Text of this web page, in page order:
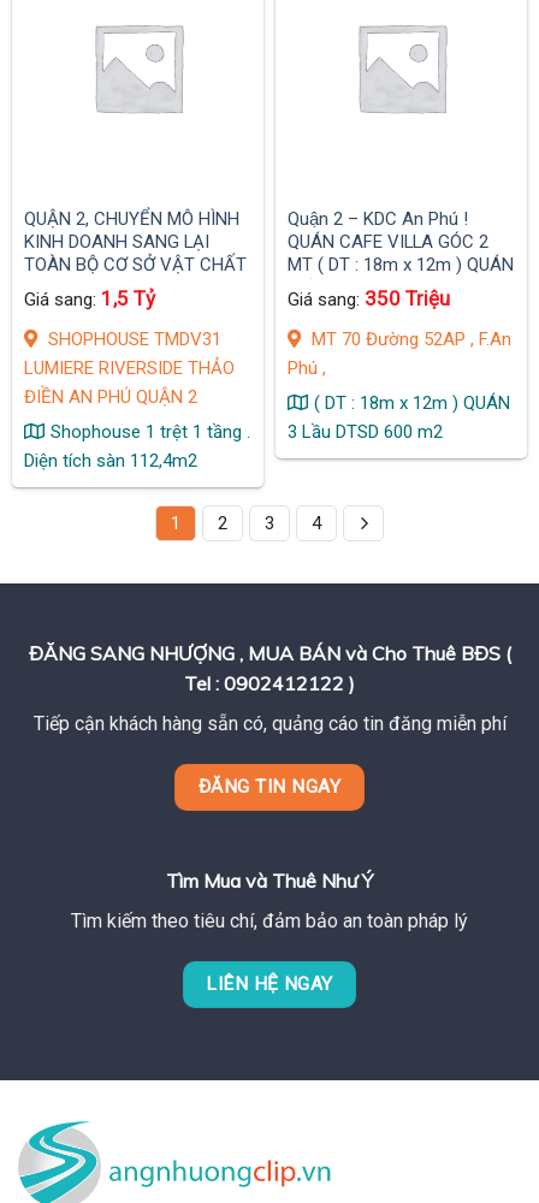
QUẬN 2, CHUYỂN MÔ HÌNH
KINH DOANH SANG LẠI
TOÀN BỘ CƠ SỞ VẬT CHẤT
SHOPHOUSE TMDV31
LUMIERE RIVERSIDE THẢO
ĐIỀN AN PHÚ
Giá sang: 1,5 Tỷ
SHOPHOUSE TMDV31
LUMIERE RIVERSIDE THẢO
ĐIỀN AN PHÚ QUẬN 2
Shophouse 1 trệt 1 tầng .
Diện tích sàn 112,4m2
Quận 2 – KDC An Phú !
QUÁN CAFE VILLA GÓC 2
MT ( DT : 18m x 12m ) QUÁN
3 Lầu DTSD 600 m2, MT 70
Đường 52AP , F.An Phú ,
Giá sang: 350 Triệu
MT 70 Đường 52AP , F.An
Phú ,
( DT : 18m x 12m ) QUÁN
3 Lầu DTSD 600 m2
1 2 3 4
ĐĂNG SANG NHƯỢNG , MUA BÁN và Cho Thuê BĐS (
Tel : 0902412122 )
Tiếp cận khách hàng sẵn có, quảng cáo tin đăng miễn phí
ĐĂNG TIN NGAY
Tìm Mua và Thuê Như Ý
Tìm kiếm theo tiêu chí, đảm bảo an toàn pháp lý
LIÊN HỆ NGAY